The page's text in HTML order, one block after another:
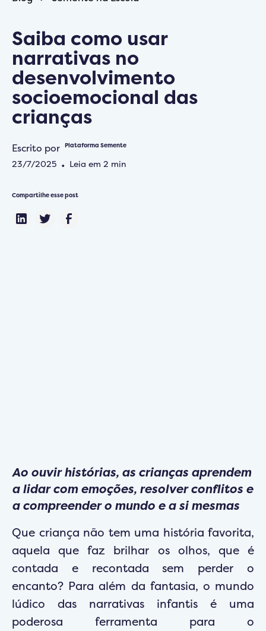
Saiba como usar
narrativas no
desenvolvimento
socioemocional das
crianças
Escrito por Plataforma Semente
23/7/2025 • Leia em 2 min
Compartilhe esse post
Ao ouvir histórias, as crianças aprendem
a lidar com emoções, resolver conflitos e
a compreender o mundo e a si mesmas
Que criança não tem uma história favorita,
aquela que faz brilhar os olhos, que é
contada e recontada sem perder o
encanto? Para além da fantasia, o mundo
lúdico das narrativas infantis é uma
poderosa ferramenta para o